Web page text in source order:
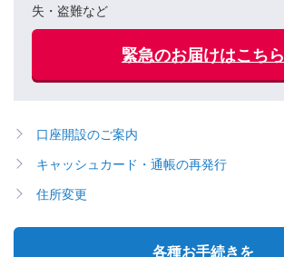
失・盗難など
緊急のお届けはこちら
口座開設のご案内
キャッシュカード・通帳の再発行
住所変更
各種お手続きを